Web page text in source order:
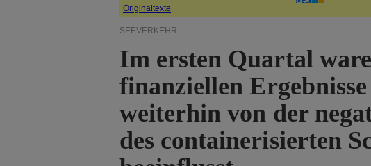
Originaltexte
SEEVERKEHR
Im ersten Quartal
finanziellen
weiterhin von der
des containerisierten